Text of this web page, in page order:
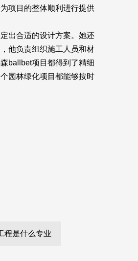
项目的整体顺利进行提供
出合适的设计方案。她还
他负责组织施工人员和材
ballbet项目都得到了精细
园林绿化项目都能够按时
程是什么专业